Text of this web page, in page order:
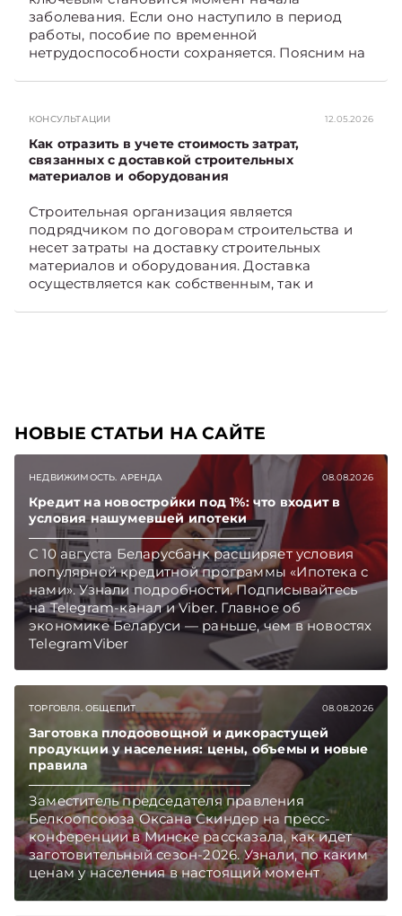
заболевания. Если оно наступило в период
работы, пособие по временной
нетрудоспособности сохраняется. Поясним на
КОНСУЛЬТАЦИИ 12.05.2026
Как отразить в учете стоимость затрат,
связанных с доставкой строительных
материалов и оборудования
Строительная организация является
подрядчиком по договорам строительства и
несет затраты на доставку строительных
материалов и оборудования. Доставка
осуществляется как собственным, так и
НОВЫЕ СТАТЬИ НА САЙТЕ
НЕДВИЖИМОСТЬ. АРЕНДА 08.08.2026
Кредит на новостройки под 1%: что входит в
условия нашумевшей ипотеки
С 10 августа Беларусбанк расширяет условия
популярной кредитной программы «Ипотека с
нами». Узнали подробности. Подписывайтесь
на Telegram‑канал и Viber. Главное об
экономике Беларуси — раньше, чем в новостях
TelegramViber
ТОРГОВЛЯ. ОБЩЕПИТ 08.08.2026
Заготовка плодоовощной и дикорастущей
продукции у населения: цены, объемы и новые
правила
Заместитель председателя правления
Белкоопсоюза Оксана Скиндер на пресс-
конференции в Минске рассказала, как идет
заготовительный сезон-2026. Узнали, по каким
ценам у населения в настоящий момент
закупают продукцию, сколько